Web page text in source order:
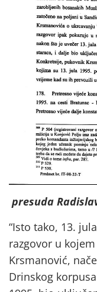
presuda
“Isto tako, 13.
razgovor u
Krsmanović,
Drinskog